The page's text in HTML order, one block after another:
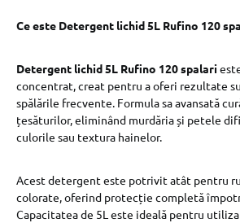
Ce este Detergent lichid 5L Rufino 120
Detergent lichid 5L Rufino 120 spalari
concentrat, creat pentru a oferi rezultate
spălările frecvente. Formula sa avansată
țesăturilor, eliminând murdăria și petele
culorile sau textura hainelor.
Acest detergent este potrivit atât pentru
colorate, oferind protecție completă
Capacitatea de 5L este ideală pentru